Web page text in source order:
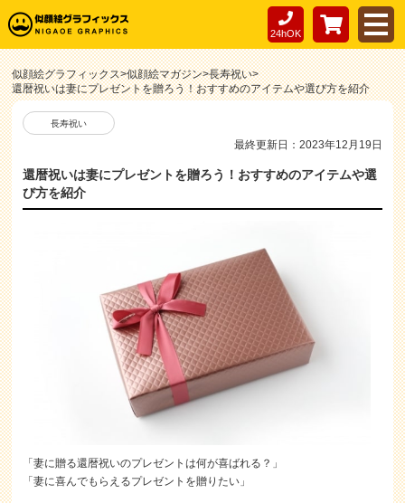
24hOK
似顔絵グラフィックス>似顔絵マガジン>長寿祝い>
還暦祝いは妻にプレゼントを贈ろう！おすすめのアイテムや選び方を紹介
長寿祝い
最終更新日：2023年12月19日
還暦祝いは妻にプレゼントを贈ろう！おすすめのアイテムや選
び方を紹介
「妻に贈る還暦祝いのプレゼントは何が喜ばれる？」
「妻に喜んでもらえるプレゼントを贈りたい」